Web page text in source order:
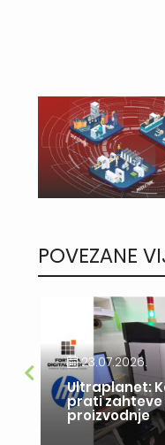
POVEZANE
23.07.2026.
Ultraplanet:
prati
proizvodnje